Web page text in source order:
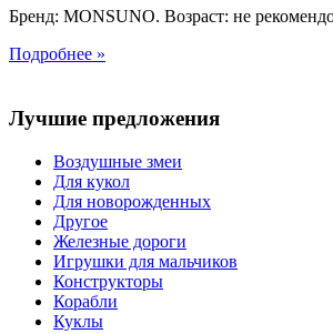
Бренд: MONSUNO. Возраст: не
Подробнее »
Лучшие предложения
Воздушные змеи
Для кукол
Для новорожденных
Другое
Железные дороги
Игрушки для мальчиков
Конструкторы
Корабли
Куклы